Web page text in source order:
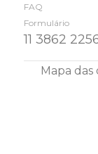
FAQ
Formulário
11 3862
Mapa das